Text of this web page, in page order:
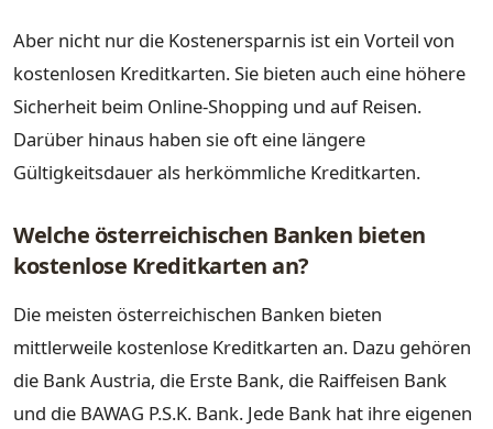
Aber nicht nur die Kostenersparnis ist ein Vorteil von
kostenlosen Kreditkarten. Sie bieten auch eine höhere
Sicherheit beim Online-Shopping und auf Reisen.
Darüber hinaus haben sie oft eine längere
Gültigkeitsdauer als herkömmliche Kreditkarten.
Welche österreichischen Banken bieten
kostenlose Kreditkarten an?
Die meisten österreichischen Banken bieten
mittlerweile kostenlose Kreditkarten an. Dazu gehören
die Bank Austria, die Erste Bank, die Raiffeisen Bank
und die BAWAG P.S.K. Bank. Jede Bank hat ihre eigenen